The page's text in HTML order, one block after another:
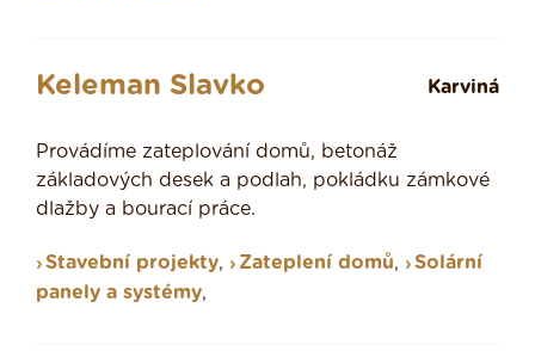
Keleman Slavko Karviná
Provádíme zateplování domů, betonáž
základových desek a podlah, pokládku zámkové
dlažby a bourací práce.
Stavební projekty, Zateplení domů,
Solární
panely a systémy,